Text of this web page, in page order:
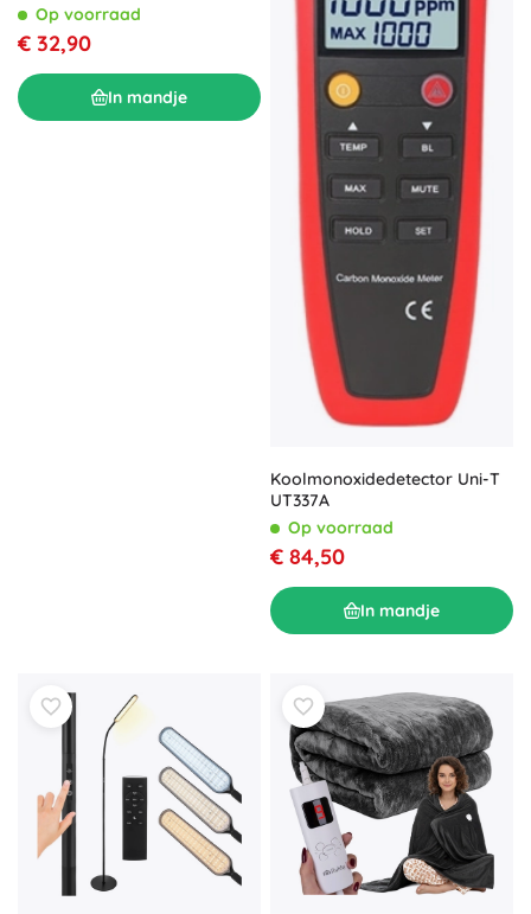
Op voorraad
€ 32,90
In mandje
Koolmonoxidedetector Uni-T
UT337A
Op voorraad
€ 84,50
In mandje